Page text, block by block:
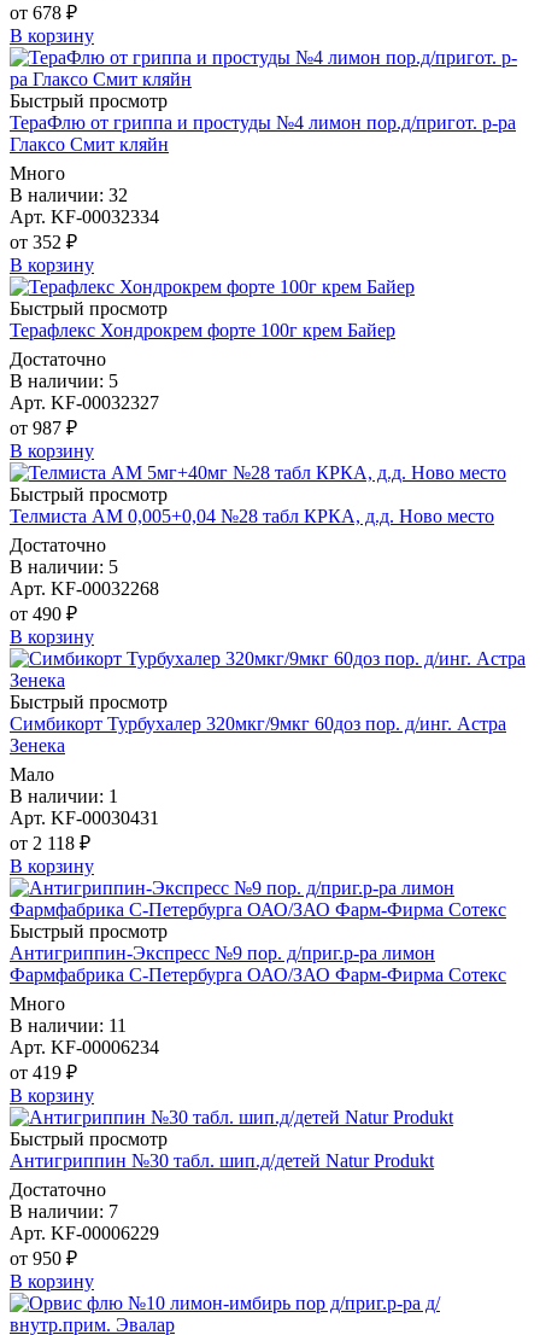
от 678 ₽
В корзину
Быстрый просмотр
ТераФлю от гриппа и простуды №4 лимон пор.д/пригот. р-ра
Глаксо Смит кляйн
Много
В наличии: 32
Арт. KF-00032334
от 352 ₽
В корзину
Быстрый просмотр
Терафлекс Хондрокрем форте 100г крем Байер
Достаточно
В наличии: 5
Арт. KF-00032327
от 987 ₽
В корзину
Быстрый просмотр
Телмиста АМ 0,005+0,04 №28 табл КРКА, д.д. Ново место
Достаточно
В наличии: 5
Арт. KF-00032268
от 490 ₽
В корзину
Быстрый просмотр
Симбикорт Турбухалер 320мкг/9мкг 60доз пор. д/инг. Астра
Зенека
Мало
В наличии: 1
Арт. KF-00030431
от 2 118 ₽
В корзину
Быстрый просмотр
Антигриппин-Экспресс №9 пор. д/приг.р-ра лимон
Фармфабрика С-Петербурга ОАО/ЗАО Фарм-Фирма Сотекс
Много
В наличии: 11
Арт. KF-00006234
от 419 ₽
В корзину
Быстрый просмотр
Антигриппин №30 табл. шип.д/детей Natur Produkt
Достаточно
В наличии: 7
Арт. KF-00006229
от 950 ₽
В корзину